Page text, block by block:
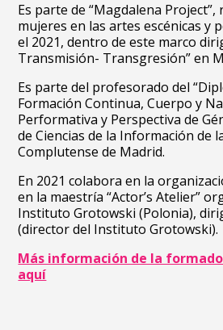
Es parte de “Magdalena
mujeres en las artes escénicas y
el 2021, dentro de este marco
Transmisión- Transgresión” en
Es parte del profesorado del
Formación Continua, Cuerpo y
Performativa y Perspectiva de
de Ciencias de la Información de
Complutense de Madrid.
En 2021 colabora en la
en la maestría “Actor’s Atelier”
Instituto Grotowski (Polonia),
(director del Instituto Grotowski).
Más información de la
aquí